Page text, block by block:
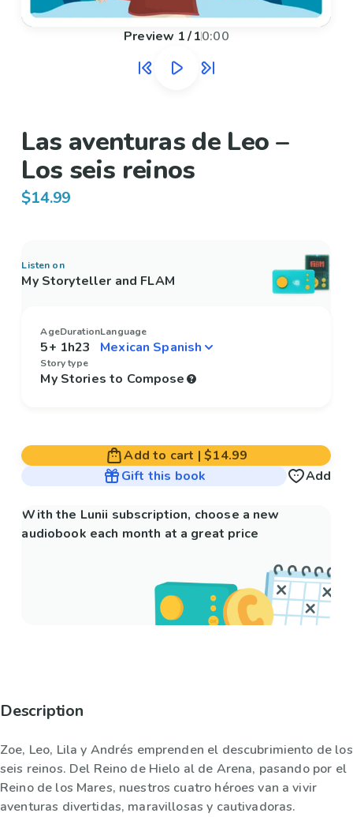
Preview 1/10:00
Las aventuras de Leo –
Los seis reinos
$14.99
Listen on
My Storyteller and FLAM
Age
5+
Duration
1h23
Language
Story type
My Stories to Compose
Add to cart |$14.99
Gift this book
Add
With the Lunii subscription, choose a new
audiobook each month at a great price
Description
Zoe, Leo, Lila y Andrés emprenden el descubrimiento de los
seis reinos. Del Reino de Hielo al de Arena, pasando por el
Reino de los Mares, nuestros cuatro héroes van a vivir
aventuras divertidas, maravillosas y cautivadoras.